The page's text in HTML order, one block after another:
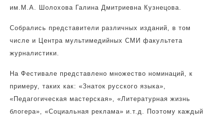
им.М.А. Шолохова Галина Дмитриевна Кузнецова.
Собрались представители различных изданий, в том
числе и Центра мультимедийных СМИ факультета
журналистики.
На Фестивале представлено множество номинаций, к
примеру, таких как: «Знаток русского языка»,
«Педагогическая мастерская», «Литературная жизнь
блогера», «Социальная реклама» и.т.д. Поэтому каждый